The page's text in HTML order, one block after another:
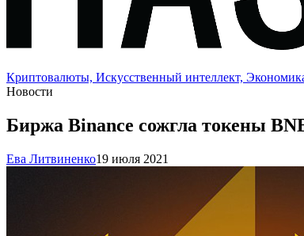
Криптовалюты, Искусственный интеллект,
Новости
Биржа Binance сожгла токены
Ева Литвиненко19 июля 2021